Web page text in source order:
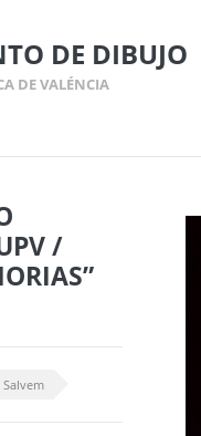
DE DIBUJO
DE VALÉNCIA
/
Salvem